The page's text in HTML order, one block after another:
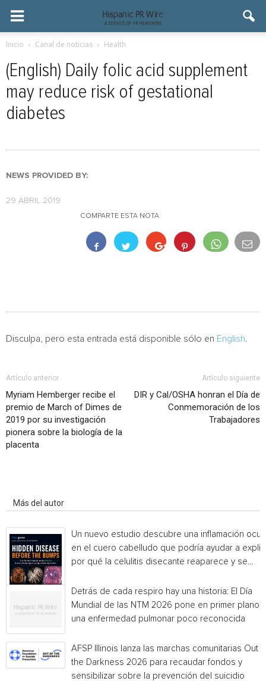
Inicio Canal de noticias Health
(English) Daily folic acid supplement
may reduce risk of gestational
diabetes
NEWS PROVIDED BY:
29 ABRIL 2019
COMPARTE ESTA NOTA
Disculpa, pero esta entrada está disponible sólo en English
Artículo anterior
Myriam Hemberger recibe el
premio de March of Dimes de
2019 por su investigación
pionera sobre la biología de la
placenta
Artículo siguiente
DIR y Cal/OSHA honran el Día de
Conmemoración de los
Trabajadores
Más del autor
Un nuevo estudio descubre una inflamación
en el cuero cabelludo que podría ayudar a
por qué la celulitis disecante reaparece y se...
Detrás de cada respiro hay una historia: El Día
Mundial de las NTM 2026 pone en primer plano
una enfermedad pulmonar poco reconocida
AFSP Illinois lanza las marchas comunitarias Out
the Darkness 2026 para recaudar fondos y
sensibilizar sobre la prevención del suicidio